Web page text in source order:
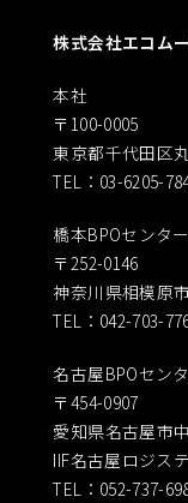
株式会社エコム
本社
〒100-0005
東京都千代田区
TEL：03-6205-
橋本BPOセンター
〒252-0146
神奈川県相模原
TEL：042-703-
名古屋BPOセン
〒454-0907
愛知県名古屋市
IIF名古屋ロジス
TEL：052-737-